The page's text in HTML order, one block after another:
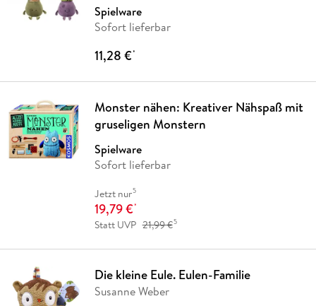
Spielware
Sofort lieferbar
11,28 €*
Monster nähen: Kreativer Nähspaß mit
gruseligen Monstern
Spielware
Sofort lieferbar
Jetzt nur5
19,79 €*
Statt UVP 21,99 €5
Die kleine Eule. Eulen-Familie
Susanne Weber